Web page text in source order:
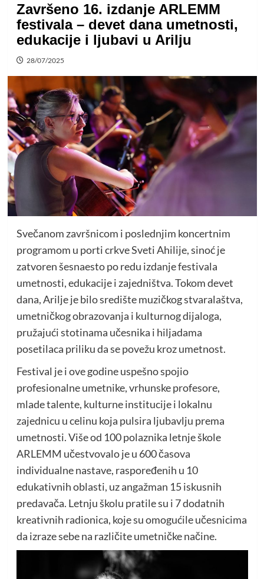
Završeno 16. izdanje ARLEMM
festivala – devet dana umetnosti,
edukacije i ljubavi u Arilju
28/07/2025
Svečanom završnicom i poslednjim koncertnim
programom u porti crkve Sveti Ahilije, sinoć je
zatvoren šesnaesto po redu izdanje festivala
umetnosti, edukacije i zajedništva. Tokom devet
dana, Arilje je bilo središte muzičkog stvaralaštva,
umetničkog obrazovanja i kulturnog dijaloga,
pružajući stotinama učesnika i hiljadama
posetilaca priliku da se povežu kroz umetnost.
Festival je i ove godine uspešno spojio
profesionalne umetnike, vrhunske profesore,
mlade talente, kulturne institucije i lokalnu
zajednicu u celinu koja pulsira ljubavlju prema
umetnosti. Više od 100 polaznika letnje škole
ARLEMM učestvovalo je u 600 časova
individualne nastave, raspoređenih u 10
edukativnih oblasti, uz angažman 15 iskusnih
predavača. Letnju školu pratile su i 7 dodatnih
kreativnih radionica, koje su omogućile učesnicima
da izraze sebe na različite umetničke načine.